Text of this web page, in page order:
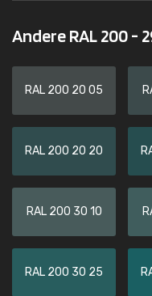
Andere RAL 200 -
RAL 200 20 05
RAL 200 20 20
RAL 200 30 10
RAL 200 30 25